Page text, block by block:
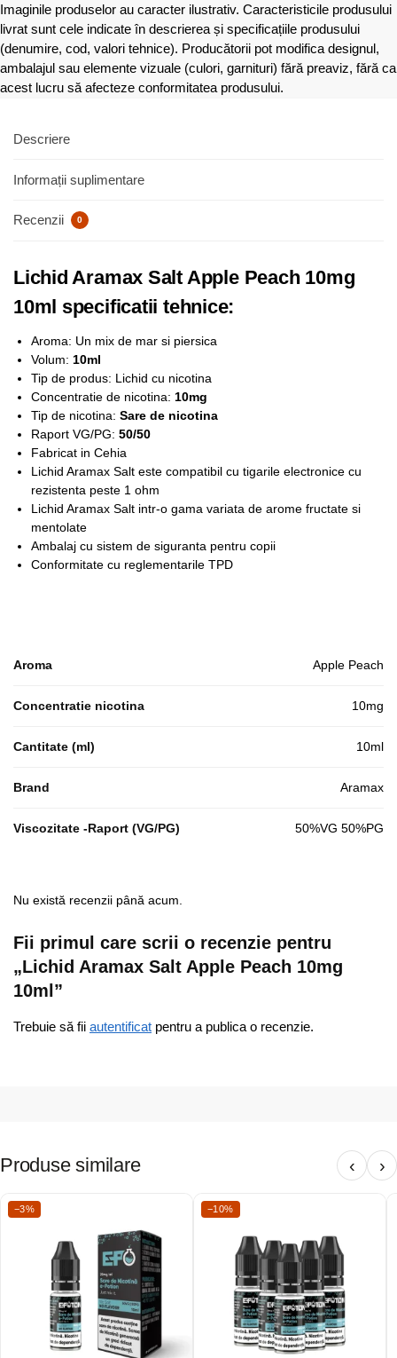
Imaginile produselor au caracter ilustrativ. Caracteristicile produsului
livrat sunt cele indicate în descrierea și specificațiile produsului
(denumire, cod, valori tehnice). Producătorii pot modifica designul,
ambalajul sau elemente vizuale (culori, garnituri) fără preaviz, fără ca
acest lucru să afecteze conformitatea produsului.
Descriere
Informații suplimentare
Recenzii 0
Lichid Aramax Salt Apple Peach 10mg
10ml specificatii tehnice:
Aroma: Un mix de mar si piersica
Volum: 10ml
Tip de produs: Lichid cu nicotina
Concentratie de nicotina: 10mg
Tip de nicotina: Sare de nicotina
Raport VG/PG: 50/50
Fabricat in Cehia
Lichid Aramax Salt este compatibil cu tigarile electronice cu
rezistenta peste 1 ohm
Lichid Aramax Salt intr-o gama variata de arome fructate si
mentolate
Ambalaj cu sistem de siguranta pentru copii
Conformitate cu reglementarile TPD
Aroma Apple Peach
Concentratie nicotina 10mg
Cantitate (ml) 10ml
Brand Aramax
Viscozitate -Raport (VG/PG) 50%VG 50%PG
Nu există recenzii până acum.
Fii primul care scrii o recenzie pentru
„Lichid Aramax Salt Apple Peach 10mg
10ml”
Trebuie să fii autentificat pentru a publica o recenzie.
Produse similare ‹ ›
−3% −10%